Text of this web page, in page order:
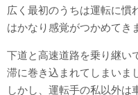
広く最初のうちは運転に慣
はかなり感覚がつかめてき
下道と高速道路を乗り継い
滞に巻き込まれてしまいま
しかし、運転手の私以外